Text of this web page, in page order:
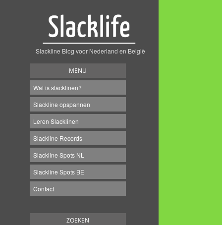
Slackline Blog voor Nederland en België
MENU
Wat is slacklinen?
Slackline opspannen
Leren Slacklinen
Slackline Records
Slackline Spots NL
Slackline Spots BE
Contact
ZOEKEN